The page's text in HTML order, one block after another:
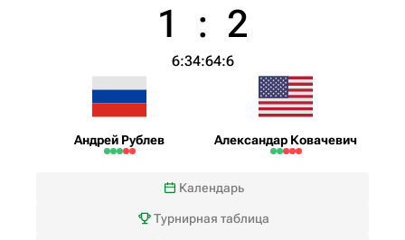
Андрей Рублев
1 : 2
6:34:64:6
Александар Ковачевич
Календарь
Турнирная таблица